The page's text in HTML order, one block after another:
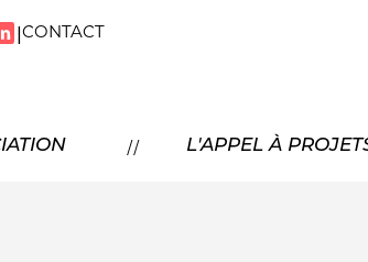
|CONTACT
FORTS
// L'APPEL À